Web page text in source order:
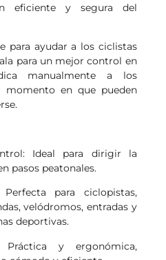
eficiente y segura del
para ayudar a los ciclistas
para un mejor control en
manualmente a los
momento en que pueden
Ideal para dirigir la
pasos peatonales.
Perfecta para ciclopistas,
velódromos, entradas y
deportivas.
y ergonómica,